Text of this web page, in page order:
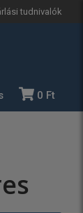
tudnivalók
0 Ft